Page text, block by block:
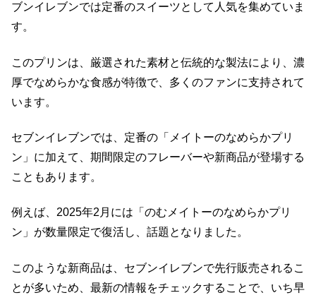
ブンイレブンでは定番のスイーツとして人気を集めていま
す。
このプリンは、厳選された素材と伝統的な製法により、濃
厚でなめらかな食感が特徴で、多くのファンに支持されて
います。
セブンイレブンでは、定番の「メイトーのなめらかプリ
ン」に加えて、期間限定のフレーバーや新商品が登場する
こともあります。
例えば、2025年2月には「のむメイトーのなめらかプリ
ン」が数量限定で復活し、話題となりました。
このような新商品は、セブンイレブンで先行販売されるこ
とが多いため、最新の情報をチェックすることで、いち早